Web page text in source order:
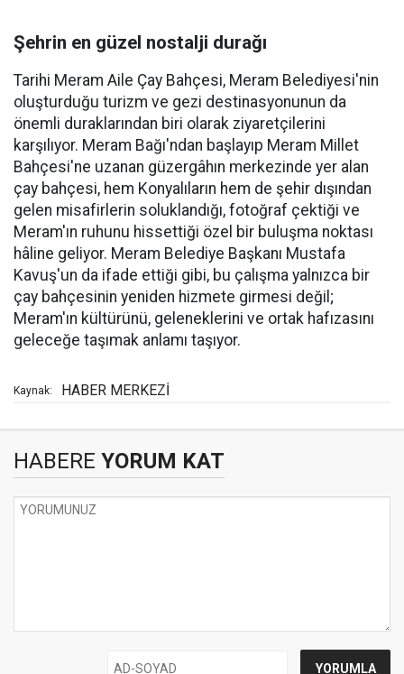
Şehrin en güzel nostalji durağı
Tarihi Meram Aile Çay Bahçesi, Meram Belediyesi'nin
oluşturduğu turizm ve gezi destinasyonunun da
önemli duraklarından biri olarak ziyaretçilerini
karşılıyor. Meram Bağı'ndan başlayıp Meram Millet
Bahçesi'ne uzanan güzergâhın merkezinde yer alan
çay bahçesi, hem Konyalıların hem de şehir dışından
gelen misafirlerin soluklandığı, fotoğraf çektiği ve
Meram'ın ruhunu hissettiği özel bir buluşma noktası
hâline geliyor. Meram Belediye Başkanı Mustafa
Kavuş'un da ifade ettiği gibi, bu çalışma yalnızca bir
çay bahçesinin yeniden hizmete girmesi değil;
Meram'ın kültürünü, geleneklerini ve ortak hafızasını
geleceğe taşımak anlamı taşıyor.
Kaynak: HABER MERKEZİ
HABERE YORUM KAT